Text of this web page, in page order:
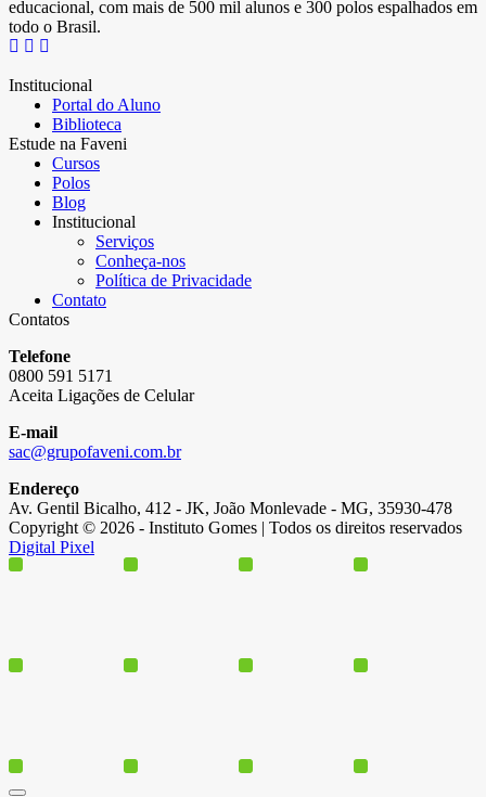
educacional, com mais de 500 mil alunos e 300 polos espalhados em
todo o Brasil.
Institucional
Portal do Aluno
Biblioteca
Estude na Faveni
Cursos
Polos
Blog
Institucional
Serviços
Conheça-nos
Política de Privacidade
Contato
Contatos
Telefone
0800 591 5171
Aceita Ligações de Celular
E-mail
sac@grupofaveni.com.br
Endereço
Av. Gentil Bicalho, 412 - JK, João Monlevade - MG, 35930-478
Copyright © 2026 - Instituto Gomes | Todos os direitos reservados
Digital Pixel